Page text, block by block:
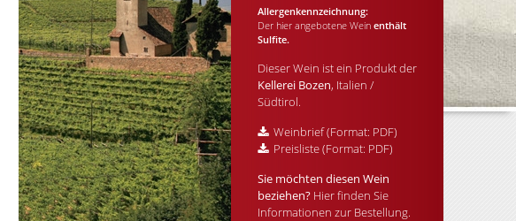
Allergenkennzeichnung:
Der hier angebotene Wein enthält
Sulfite.
Dieser Wein ist ein Produkt der
Kellerei Bozen, Italien /
Südtirol.
Weinbrief (Format: PDF)
Preisliste (Format: PDF)
Sie möchten diesen Wein
beziehen? Hier finden Sie
Informationen zur Bestellung.